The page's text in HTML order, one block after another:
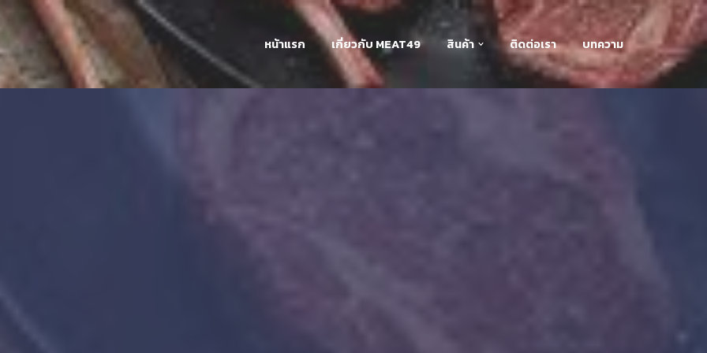
หน้าแรก เกี่ยวกับ MEAT49 สินค้า ติดต่อเรา บทความ